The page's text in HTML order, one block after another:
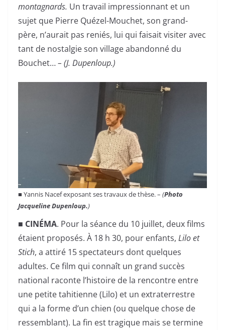
montagnards. Un travail impressionnant et un
sujet que Pierre Quézel-Mouchet, son grand-
père, n’aurait pas reniés, lui qui faisait visiter avec
tant de nostalgie son village abandonné du
Bouchet…– (J. Dupenloup.)
■ Yannis Nacef exposant ses travaux de thèse. – (Photo
Jacqueline Dupenloup.)
■ CINÉMA. Pour la séance du 10 juillet, deux films
étaient proposés. À 18 h 30, pour enfants, Lilo et
Stich, a attiré 15 spectateurs dont quelques
adultes. Ce film qui connaît un grand succès
national raconte l’histoire de la rencontre entre
une petite tahitienne (Lilo) et un extraterrestre
qui a la forme d’un chien (ou quelque chose de
ressemblant). La fin est tragique mais se termine